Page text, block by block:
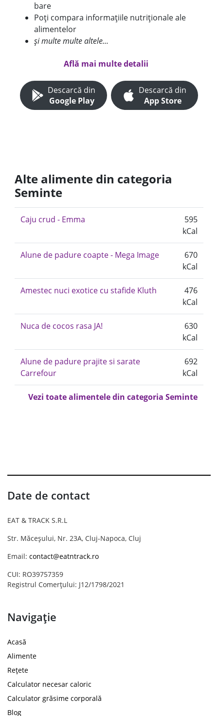
bare
Poți compara informațiile nutriționale ale
alimentelor
și multe multe altele...
Află mai multe detalii
Descarcă din
Google Play
Descarcă din
App Store
Alte alimente din categoria
Seminte
Caju crud - Emma
595
kCal
Alune de padure coapte - Mega Image
670
kCal
Amestec nuci exotice cu stafide Kluth
476
kCal
Nuca de cocos rasa JA!
630
kCal
Alune de padure prajite si sarate
Carrefour
692
kCal
Vezi toate alimentele din categoria Seminte
Date de contact
EAT & TRACK S.R.L
Str. Măceșului, Nr. 23A, Cluj-Napoca, Cluj
Email: contact@eatntrack.ro
CUI: RO39757359
Registrul Comerțului: J12/1798/2021
Navigație
Acasă
Alimente
Rețete
Calculator necesar caloric
Calculator grăsime corporală
Blog